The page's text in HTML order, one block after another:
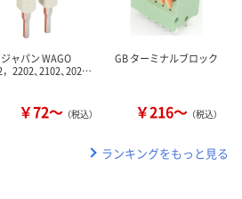
ャパン WAGO
2202、2102、202…
￥72～ （税込）
GB ターミナルブロック
￥216～ （税込）
ランキングをもっと見る